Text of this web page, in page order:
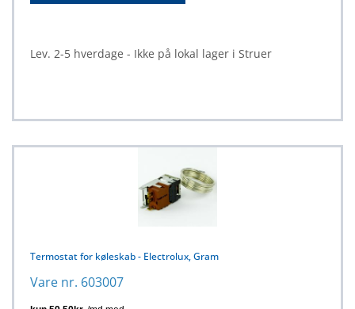
Lev. 2-5 hverdage - Ikke på lokal lager i Struer
Termostat for køleskab - Electrolux, Gram
Vare nr. 603007